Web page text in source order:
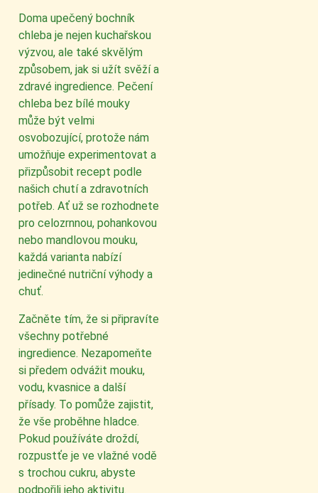
Doma upečený bochník
chleba je nejen kuchařskou
výzvou, ale také skvělým
způsobem, jak si užít svěží a
zdravé ingredience. Pečení
chleba bez bílé mouky
může být velmi
osvobozující, protože nám
umožňuje experimentovat a
přizpůsobit recept podle
našich chutí a zdravotních
potřeb. Ať už se rozhodnete
pro celozrnnou, pohankovou
nebo mandlovou mouku,
každá varianta nabízí
jedinečné nutriční výhody a
chuť.
Začněte tím, že si připravíte
všechny potřebné
ingredience. Nezapomeňte
si předem odvážit mouku,
vodu, kvasnice a další
přísady. To pomůže zajistit,
že vše proběhne hladce.
Pokud používáte droždí,
rozpustťe je ve vlažné vodě
s trochou cukru, abyste
podpořili jeho aktivitu.